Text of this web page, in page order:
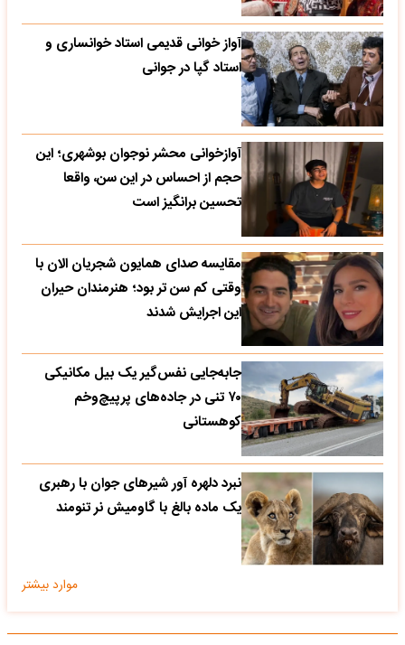
آواز خوانی قدیمی استاد خوانساری و
استاد گپا در جوانی
آوازخوانی محشر نوجوان بوشهری؛ این
حجم از احساس در این سن، واقعا
تحسین‌ برانگیز است
مقایسه صدای همایون شجریان الان با
وقتی کم سن تر بود؛ هنرمندان حیران
این اجرایش شدند
جابه‌جایی نفس‌گیر یک بیل مکانیکی
۷۰ تنی در جاده‌های پرپیچ‌وخم
کوهستانی
نبرد دلهره آور شیرهای جوان با رهبری
یک ماده بالغ با گاومیش نر تنومند
موارد بیشتر